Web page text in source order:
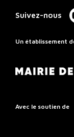
Suivez-nous
Un établissement
Avec le soutien de